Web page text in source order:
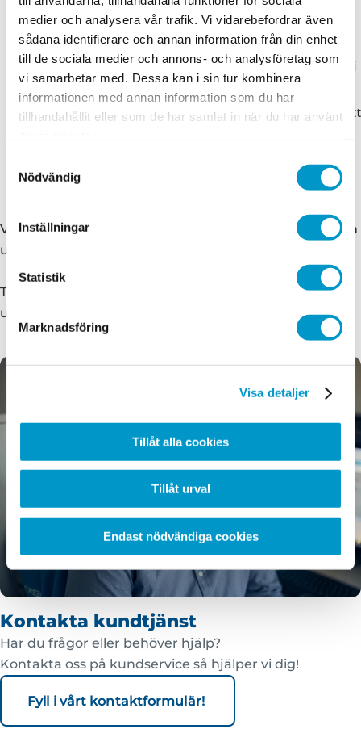
medier och analysera vår trafik. Vi vidarebefordrar även
sådana identifierare och annan information från din enhet
till de sociala medier och annons- och analysföretag som
vi samarbetar med. Dessa kan i sin tur kombinera
informationen med annan information som du har
tillhandahållit eller som de har samlat in när du har använt
Nödvändig
Inställningar
Statistik
Marknadsföring
Visa detaljer
Tillåt alla cookies
Tillåt urval
Endast nödvändiga cookies
vill undvika.
Trygg och säker hantering:
Vi har stationer där vi
inte kan köra igenom med släpet vilket inte
skapar ens trygg och säker hantering. Genom att
som kund.
Vi arbetar ständigt med att förbättra våra tjänster och
utöka kapaciteten på våra stationer.
Tack för din förståelse och för att du hjälper oss att
upprätthålla säkerheten på våra stationer!
Kontakta kundtjänst
Har du frågor eller behöver hjälp?
Kontakta oss på kundservice så hjälper vi dig!
Fyll i vårt kontaktformulär!